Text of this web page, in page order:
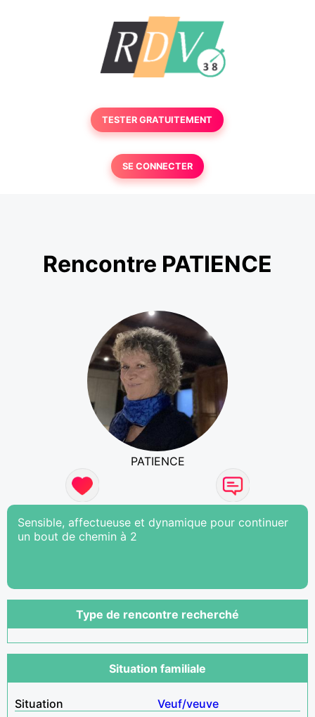
TESTER GRATUITEMENT
SE CONNECTER
Rencontre PATIENCE
PATIENCE
Sensible, affectueuse et dynamique pour continuer
un bout de chemin à 2
Type de rencontre recherché
Situation familiale
Situation
Veuf/veuve